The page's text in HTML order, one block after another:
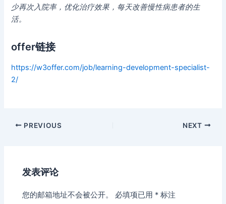
少再次入院率，优化治疗效果，每天改善慢性病患者的生
活。
offer链接
https://w3offer.com/job/learning-development-specialist-
2/
Post
PREVIOUS NEXT
发表评论
您的邮箱地址不会被公开。 必填项已用 * 标注